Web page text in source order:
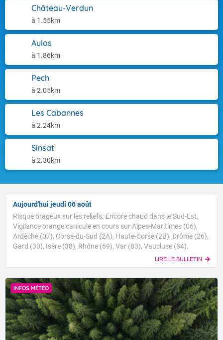
Château-Verdun
à 1.55km
Aulos
à 1.86km
Pech
à 2.05km
Les Cabannes
à 2.24km
Sinsat
à 2.30km
Aujourd'hui jeudi 06 août
Risque orageux sur les reliefs. Encore chaud dans le Sud-Est.
Vigilance orange canicule en cours sur Alpes-Maritimes (06),
Ardèche (07), Corse-du-Sud (2A), Haute-Corse (2B), Drôme (26),
Gard (30), Isère (38), Rhône (69), Var (83), Vaucluse (84).
LIRE LE BULLETIN
INFOS MÉTÉO